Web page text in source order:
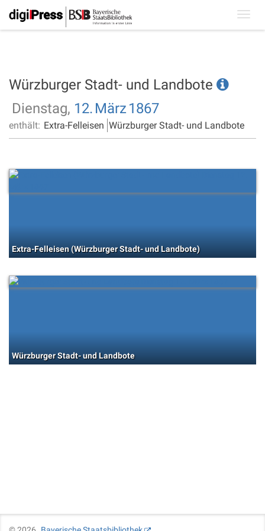
Würzburger Stadt- und Landbote
Dienstag, 12. März 1867
enthält: Extra-Felleisen Würzburger Stadt- und Landbote
Extra-Felleisen (Würzburger Stadt- und Landbote)
Würzburger Stadt- und Landbote